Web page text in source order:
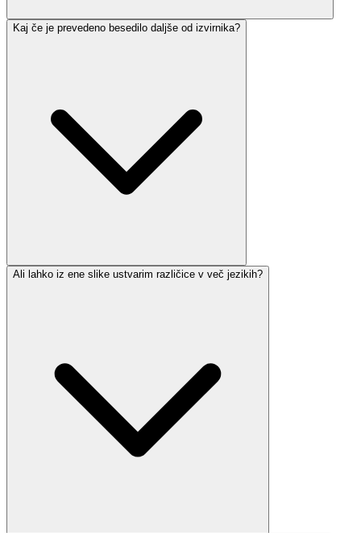
Kaj če je prevedeno besedilo daljše od izvirnika?
Ali lahko iz ene slike ustvarim različice v več jezikih?